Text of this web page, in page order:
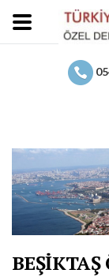
BEŞİKTAŞ